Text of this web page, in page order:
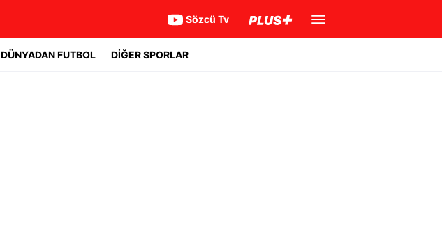
Sözcü Tv
DÜNYADAN FUTBOL DİĞER SPORLAR